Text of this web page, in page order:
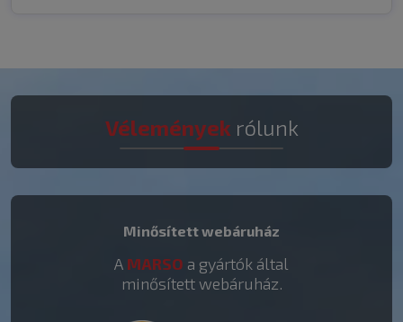
Vélemények rólunk
Minősített webáruház
A MARSO a gyártók által
minősített webáruház.